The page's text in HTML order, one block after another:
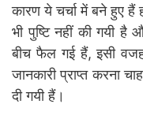
कारण ये चर्चा में बने हुए हैं
भी पुष्टि नहीं की गयी
बीच फैल गई हैं, इसी
जानकारी प्राप्त करना
दी गयी हैं।